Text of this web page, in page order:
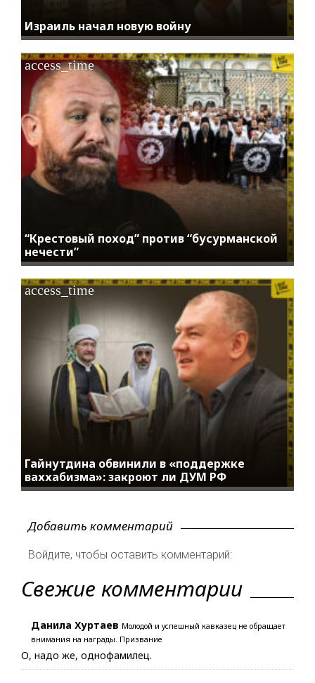
Израиль начал новую войну
“Крестовый поход” против “бусурманской
нечести”
access_time
Гайнутдина обвинили в «поддержке
ваххабизма»: закроют ли ДУМ РФ
access_time
Добавить комментарий
Войдите, чтобы оставить комментарий:
Свежие комментарии
Данила Хуртаев Молодой и успешный кавказец не обращает
внимания на награды. Призвание
О, надо же, однофамилец.